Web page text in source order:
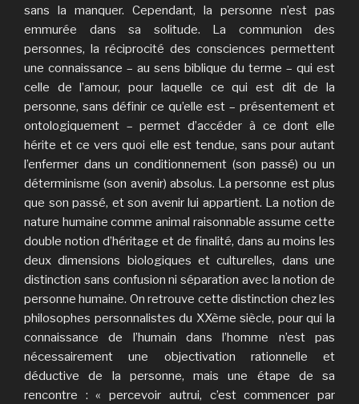
sans la manquer. Cependant, la personne n’est pas
emmurée dans sa solitude. La communion des
personnes, la réciprocité des consciences permettent
une connaissance – au sens biblique du terme – qui est
celle de l’amour, pour laquelle ce qui est dit de la
personne, sans définir ce qu’elle est – présentement et
ontologiquement – permet d’accéder à ce dont elle
hérite et ce vers quoi elle est tendue, sans pour autant
l’enfermer dans un conditionnement (son passé) ou un
déterminisme (son avenir) absolus. La personne est plus
que son passé, et son avenir lui appartient. La notion de
nature humaine comme animal raisonnable assume cette
double notion d’héritage et de finalité, dans au moins les
deux dimensions biologiques et culturelles, dans une
distinction sans confusion ni séparation avec la notion de
personne humaine. On retrouve cette distinction chez les
philosophes personnalistes du XXème siècle, pour qui la
connaissance de l’humain dans l’homme n’est pas
nécessairement une objectivation rationnelle et
déductive de la personne, mais une étape de sa
rencontre : « percevoir autrui, c’est commencer par